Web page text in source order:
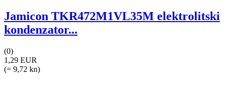
Jamicon TKR472M1VL35M elektrolitski
kondenzator...
(0)
1,29 EUR
(= 9,72 kn)